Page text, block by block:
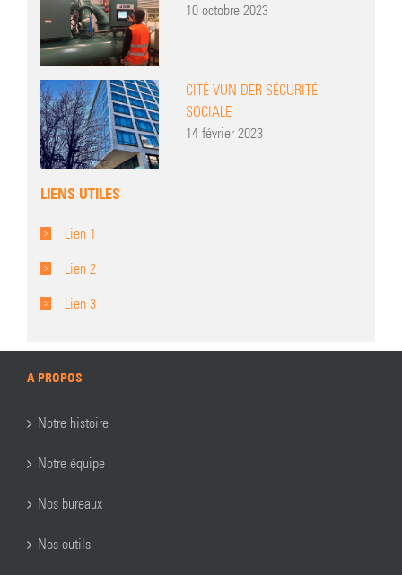
10 octobre 2023
CITÉ VUN DER SÉCURITÉ
SOCIALE
14 février 2023
LIENS UTILES
Lien 1
Lien 2
Lien 3
A PROPOS
Notre histoire
Notre équipe
Nos bureaux
Nos outils